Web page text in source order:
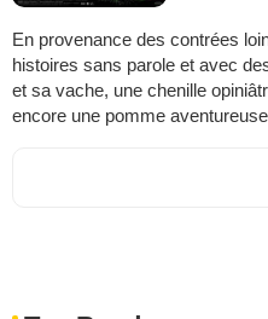
En provenance des contrées
histoires sans parole et avec
et sa vache, une chenille
encore une pomme